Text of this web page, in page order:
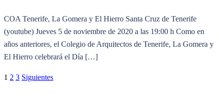
COA Tenerife, La Gomera y El Hierro Santa Cruz de Tenerife
(youtube) Jueves 5 de noviembre de 2020 a las 19:00 h Como en
años anteriores, el Colegio de Arquitectos de Tenerife, La Gomera y
El Hierro celebrará el Día […]
Paginación
1 2 3 Siguientes